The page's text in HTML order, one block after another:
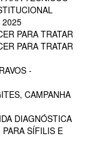
2025
PARA TRATAR
PARA TRATAR
-
CAMPANHA
DIAGNÓSTICA
SÍFILIS E